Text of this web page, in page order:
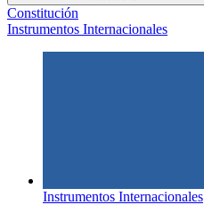
Constitución
Instrumentos Internacionales
Instrumentos Internacionales